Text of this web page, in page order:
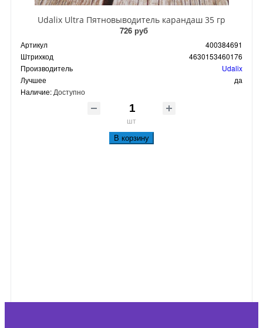
Udalix Ultra Пятновыводитель карандаш 35 гр
726 руб
Артикул
400384691
Штрихкод
4630153460176
Производитель
Udalix
Лучшее
да
Наличие: Доступно
шт
В корзину